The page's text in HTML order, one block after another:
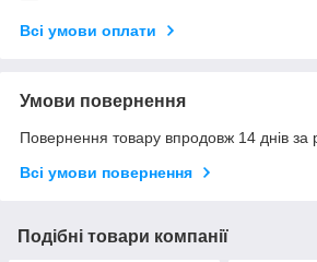
Всі умови оплати
Умови повернення
Повернення товару впродовж 14 днів за
Всі умови повернення
Подібні товари компанії